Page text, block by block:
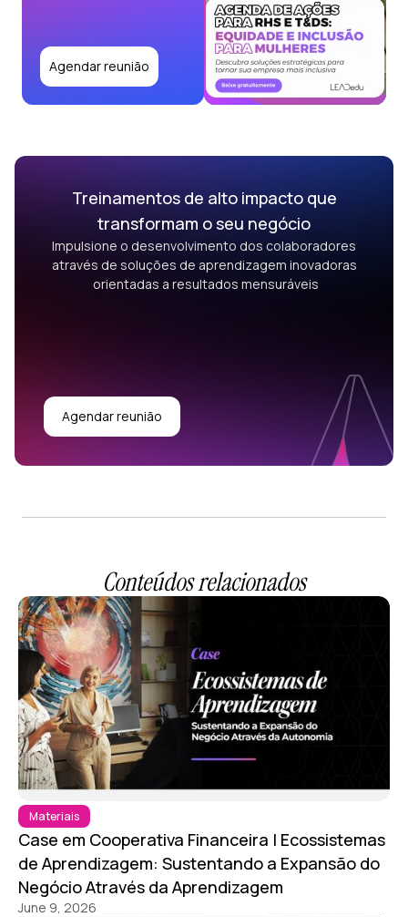
Agendar reunião
Treinamentos de alto impacto que
transformam o seu negócio
Impulsione o desenvolvimento dos colaboradores
através de soluções de aprendizagem inovadoras
orientadas a resultados mensuráveis
Agendar reunião
Conteúdos relacionados
Materiais
Case em Cooperativa Financeira | Ecossistemas
de Aprendizagem: Sustentando a Expansão do
Negócio Através da Aprendizagem
June 9, 2026